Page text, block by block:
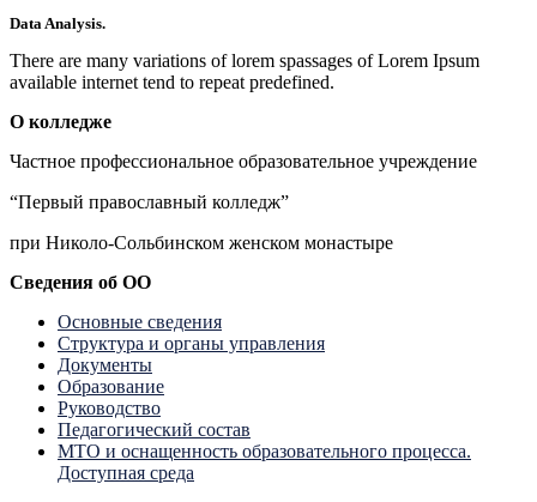
Data Analysis.
There are many variations of lorem spassages of Lorem Ipsum
available internet tend to repeat predefined.
О колледже
Частное профессиональное образовательное учреждение
“Первый православный колледж”
при Николо-Сольбинском женском монастыре
Сведения об ОО
Основные сведения
Структура и органы управления
Документы
Образование
Руководство
Педагогический состав
МТО и оснащенность образовательного процесса.
Доступная среда